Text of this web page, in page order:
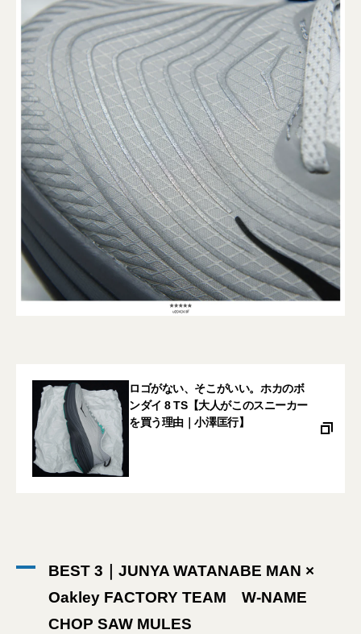
ロゴがない、そこがいい。ホカのボ
ンダイ 8 TS【大人がこのスニーカー
を買う理由｜小澤匡行】
BEST 3｜JUNYA WATANABE MAN ×
Oakley FACTORY TEAM W-NAME
CHOP SAW MULES